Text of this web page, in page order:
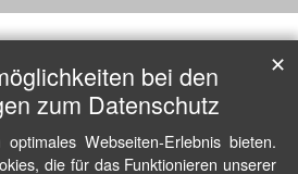
bei den
zum Datenschutz
Webseiten-Erlebnis bieten.
die für das Funktionieren unserer
✕